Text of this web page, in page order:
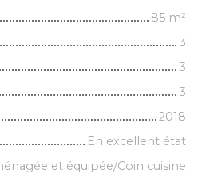
85 m²
3
3
3
2018
En excellent état
et équipée/Coin cuisine